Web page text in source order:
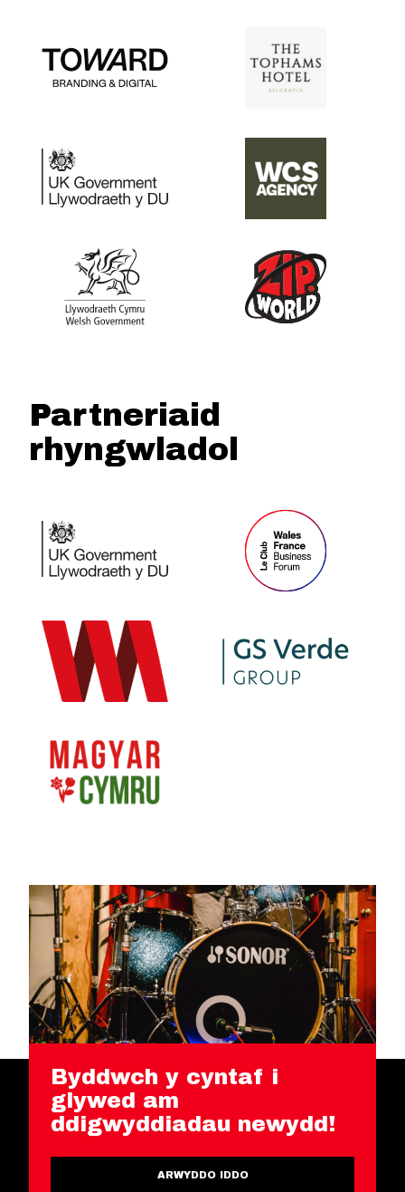
Partneriaid
rhyngwladol
Byddwch y cyntaf i
glywed am
ddigwyddiadau newydd!
ARWYDDO IDDO